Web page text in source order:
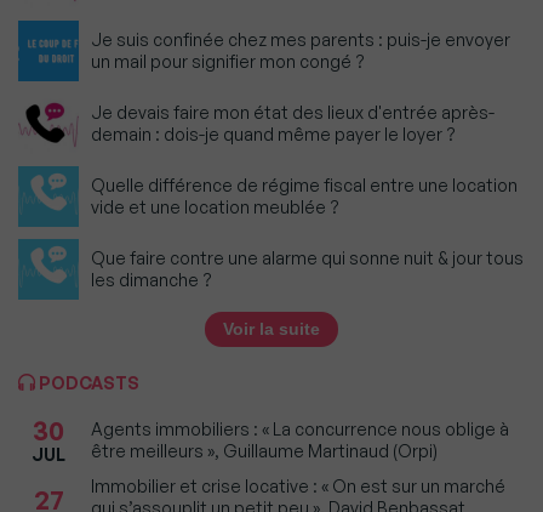
Je suis confinée chez mes parents : puis-je envoyer
un mail pour signifier mon congé ?
Je devais faire mon état des lieux d'entrée après-
demain : dois-je quand même payer le loyer ?
Quelle différence de régime fiscal entre une location
vide et une location meublée ?
Que faire contre une alarme qui sonne nuit & jour tous
les dimanche ?
Voir la suite
PODCASTS
30
JUL
Agents immobiliers : « La concurrence nous oblige à
être meilleurs », Guillaume Martinaud (Orpi)
27
Immobilier et crise locative : « On est sur un marché
qui s’assouplit un petit peu », David Benbassat